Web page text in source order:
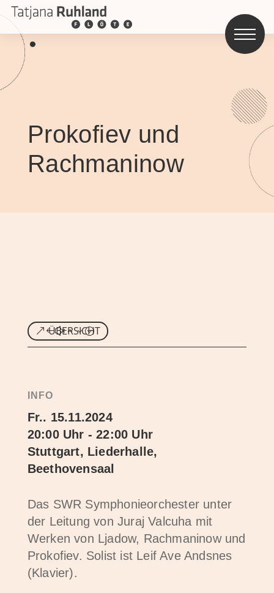
Prokofiev und
Rachmaninow
ÜBERSICHT
INFO
Fr.. 15.11.2024
20:00 Uhr - 22:00 Uhr
Stuttgart, Liederhalle,
Beethovensaal
Das SWR Symphonieorchester unter
der Leitung von Juraj Valcuha mit
Werken von Ljadow, Rachmaninow und
Prokofiev. Solist ist Leif Ave Andsnes
(Klavier).